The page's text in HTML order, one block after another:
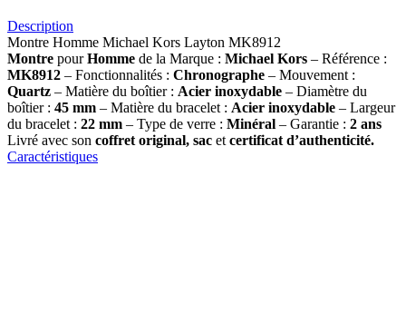
Description
Montre Homme Michael Kors Layton MK8912
Montre pourHomme de la Marque : Michael Kors – Référence :
MK8912 – Fonctionnalités : Chronographe – Mouvement :
Quartz – Matière du boîtier : Acier inoxydable – Diamètre du
boîtier : 45 mm – Matière du bracelet : Acier inoxydable – Largeur
du bracelet : 22 mm – Type de verre : Minéral – Garantie : 2 ans
Livré avec son coffret original, sac et certificat d’authenticité.
Caractéristiques